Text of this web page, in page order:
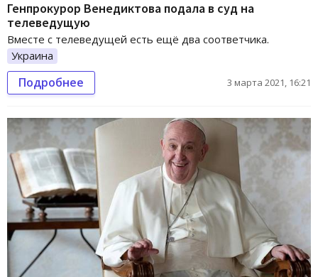
Генпрокурор Венедиктова подала в суд на
телеведущую
Вместе с телеведущей есть ещё два соответчика.
Украина
Подробнее 3 марта 2021, 16:21